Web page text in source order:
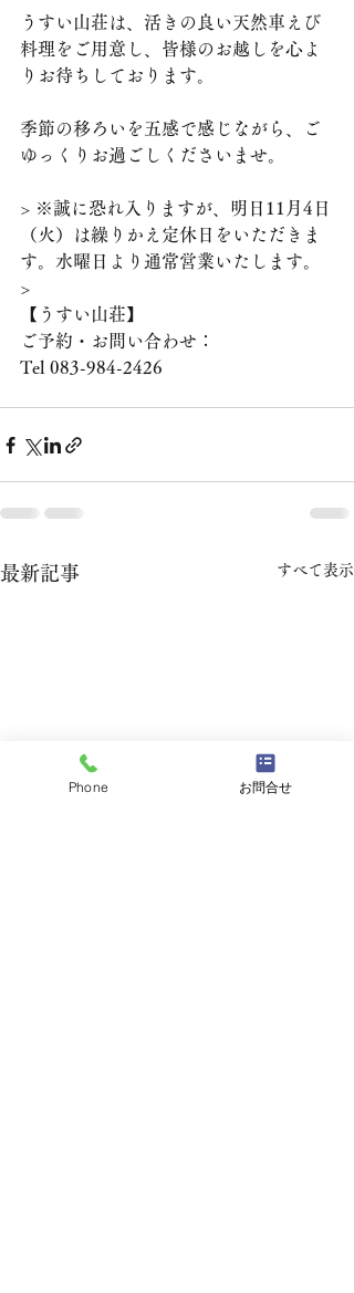
うすい山荘は、活きの良い天然車えび
料理をご用意し、皆様のお越しを心よ
りお待ちしております。
季節の移ろいを五感で感じながら、ご
ゆっくりお過ごしくださいませ。
> ※誠に恐れ入りますが、明日11月4日
（火）は繰りかえ定休日をいただきま
す。水曜日より通常営業いたします。
>
【うすい山荘】
ご予約・お問い合わせ：
Tel 083-984-2426
最新記事 すべて表示
Phone お問合せ